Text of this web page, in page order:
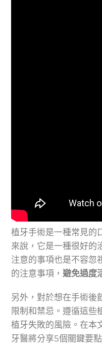
植牙手術是一種常見的
來說，它是一種很好的
注意的事項也是不容忽
的注意事項，避免過度
另外，對於想在手術後
限制和禁忌。遵循這些
植牙失敗的風險。在本
牙醫將分享5個關鍵要